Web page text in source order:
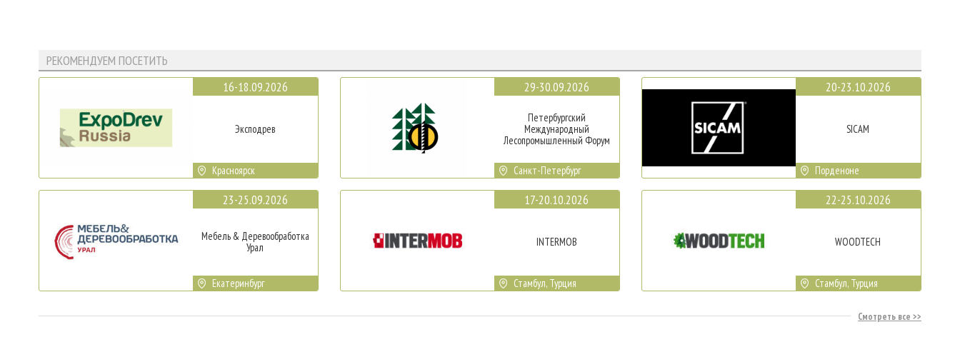
РЕКОМЕНДУЕМ ПОСЕТИТЬ
16-18.09.2026
Эксподрев
Красноярск
23-25.09.2026
Мебель & Деревообработка
Урал
Екатеринбург
29-30.09.2026
Петербургский
Международный
Лесопромышленный Форум
Санкт-Петербург
17-20.10.2026
INTERMOB
Стамбул, Турция
20-23.10.2026
SICAM
Порденоне
22-25.10.2026
WOODTECH
Стамбул, Турция
Смотреть все